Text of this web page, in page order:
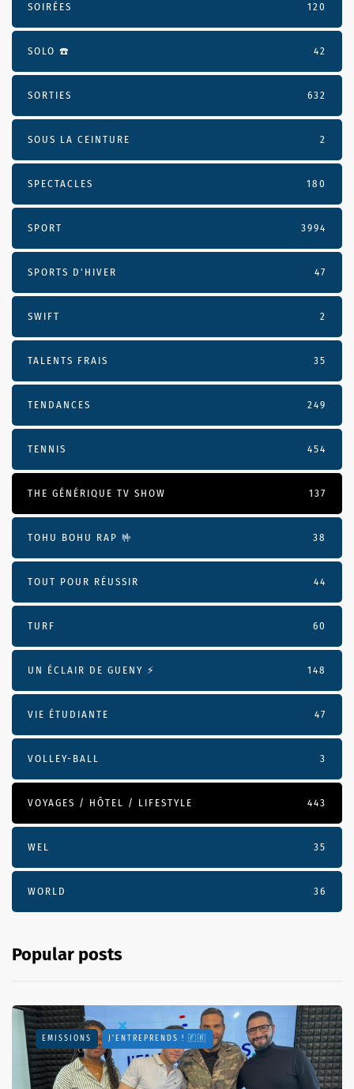
SOIRÉES 120
SOLO ☎️ 42
SORTIES 632
SOUS LA CEINTURE 2
SPECTACLES 180
SPORT 3994
SPORTS D'HIVER 47
SWIFT 2
TALENTS FRAIS 35
TENDANCES 249
TENNIS 454
THE GÉNÉRIQUE TV SHOW 137
TOHU BOHU RAP 🤟 38
TOUT POUR RÉUSSIR 44
TURF 60
UN ÉCLAIR DE GUENY ⚡️ 148
VIE ÉTUDIANTE 47
VOLLEY-BALL 3
VOYAGES / HÔTEL / LIFESTYLE 443
WEL 35
WORLD 36
Popular posts
EMISSIONS J'ENTREPRENDS ! 🇫🇷